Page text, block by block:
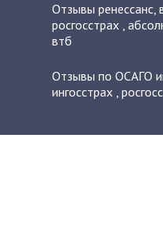
Отзывы ренессанс,
росгосстрах,
втб
Отзывы по ОСАГО
ингосстрах,